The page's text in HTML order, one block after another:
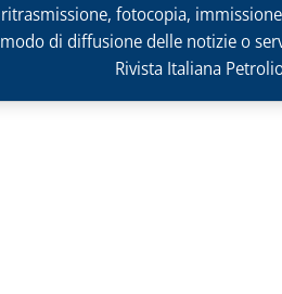
fotocopia,
di diffusione delle notizie o
Rivista Italiana